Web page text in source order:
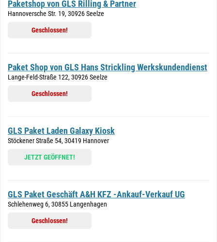
Paketshop von GLS Rilling & Partner
Hannoversche Str. 19, 30926 Seelze
Geschlossen!
Paket Shop von GLS Hans Strickling Werkskundendienst
Lange-Feld-Straße 122, 30926 Seelze
Geschlossen!
GLS Paket Laden Galaxy Kiosk
Stöckener Straße 54, 30419 Hannover
JETZT GEÖFFNET!
GLS Paket Geschäft A&H KFZ -Ankauf-Verkauf UG
Schlehenweg 6, 30855 Langenhagen
Geschlossen!